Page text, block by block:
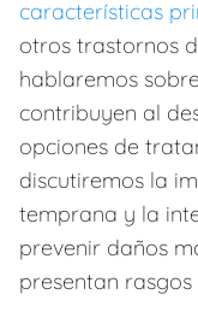
características
otros trastornos
hablaremos
contribuyen al
opciones de
discutiremos la
temprana y la
prevenir daños
presentan rasgos